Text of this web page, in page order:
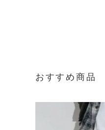
おすすめ商品